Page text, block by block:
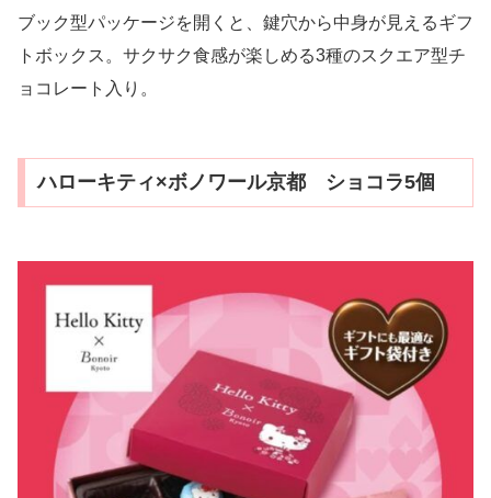
ブック型パッケージを開くと、鍵穴から中身が見えるギフ
トボックス。サクサク食感が楽しめる3種のスクエア型チ
ョコレート入り。
ハローキティ×ボノワール京都 ショコラ5個